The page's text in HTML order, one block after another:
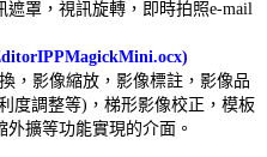
遮罩，視訊旋轉，即時拍照e-mail
，影像縮放，影像標註，影像品
度調整等) ，梯形影像校正，模板
擴等功能實現的介面。